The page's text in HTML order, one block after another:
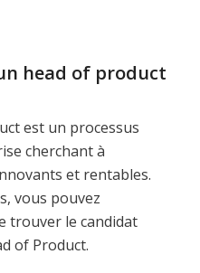
head of product
est un processus
cherchant à
et rentables.
vous pouvez
trouver le candidat
of Product.